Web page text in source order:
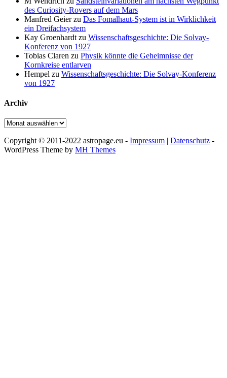
des Curiosity-Rovers auf dem Mars
Manfred Geierzu Das Fomalhaut-System ist in Wirklichkeit
ein Dreifachsystem
Kay Groenhardt zu Wissenschaftsgeschichte: Die Solvay-
Konferenz von 1927
Tobias Claren zu Physik könnte die Geheimnisse der
Kornkreise entlarven
Hempel zu Wissenschaftsgeschichte: Die Solvay-Konferenz
von 1927
Archiv
Archiv
Copyright © 2011-2022 astropage.eu - Impressum | Datenschutz -
WordPress Theme by MH Themes